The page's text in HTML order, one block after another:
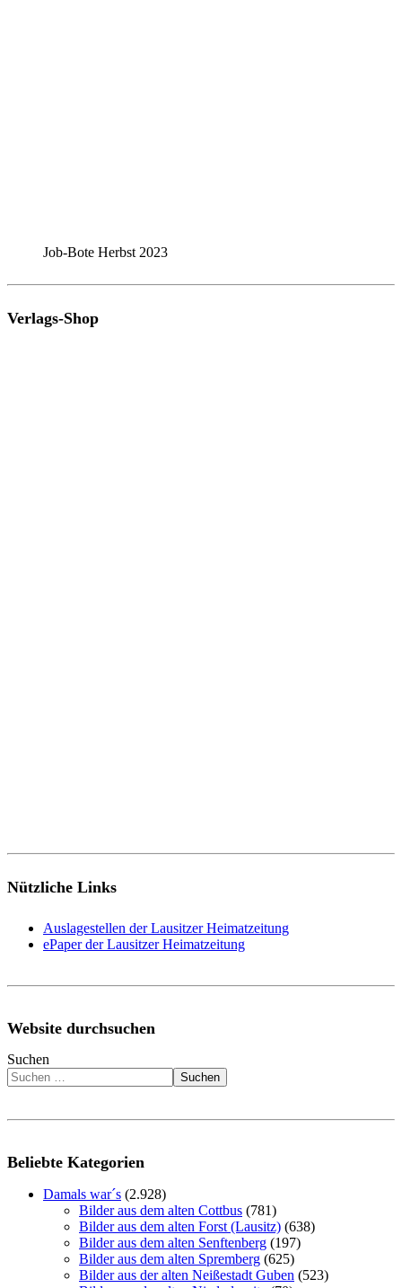
Job-Bote Herbst 2023
Verlags-Shop
Nützliche Links
Auslagestellen der Lausitzer Heimatzeitung
ePaper der Lausitzer Heimatzeitung
Website durchsuchen
Suchen
Suchen
Beliebte Kategorien
Damals war´s (2.928)
Bilder aus dem alten Cottbus (781)
Bilder aus dem alten Forst (Lausitz) (638)
Bilder aus dem alten Senftenberg (197)
Bilder aus dem alten Spremberg (625)
Bilder aus der alten Neißestadt Guben (523)